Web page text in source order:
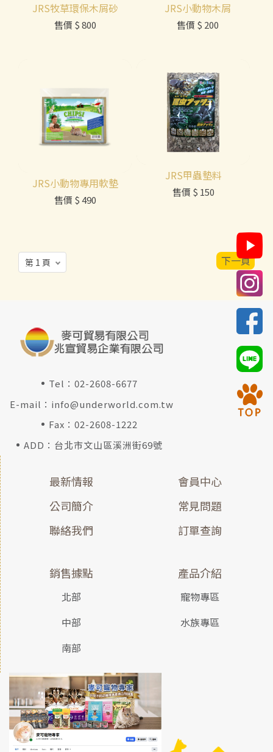
JRS牧草環保木屑砂
售價 $ 800
JRS小動物木屑
售價 $ 200
JRS小動物專用軟墊
售價 $ 490
JRS甲蟲墊料
售價 $ 150
下一頁
Tel：02-2608-6677
E-mail： info@underworld.com.tw
Fax：02-2608-1222
ADD：台北市文山區溪洲街69號
最新情報
公司簡介
聯絡我們
會員中心
常見問題
訂單查詢
銷售據點
北部
中部
南部
產品介紹
寵物專區
水族專區